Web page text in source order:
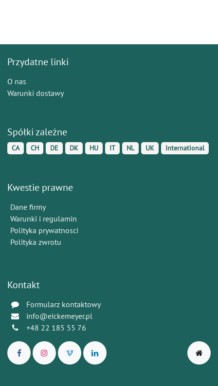
Przydatne linki
O nas
Warunki dostawy
Spółki zależne
CA CH DE DK HU IT NL UK International
Kwestie prawne
Dane firmy
Warunki i regulamin
Polityka prywatnosci
Polityka zwrotu
Kontakt
Formularz kontaktowy
info@eickemeyer.pl
+48 22 185 55 76